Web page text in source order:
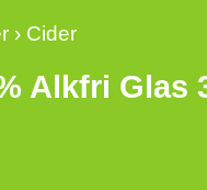
› Cider
Alkfri Glas